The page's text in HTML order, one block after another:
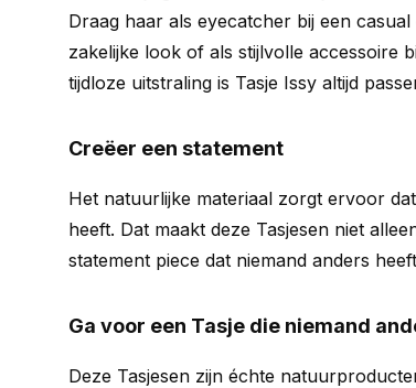
Draag haar als eyecatcher bij een
zakelijke look of als stijlvolle accessoire
tijdloze uitstraling is Tasje Issy altijd
Creëer een statement
Het natuurlijke materiaal zorgt ervoor
heeft. Dat maakt deze Tasjesen niet
statement piece dat niemand anders
Ga voor een Tasje die niemand
Deze Tasjesen zijn échte